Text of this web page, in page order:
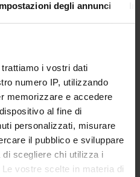
degli annunci
trattiamo i vostri dati
numero IP, utilizzando
memorizzare e accedere
al fine di
personalizzati, misurare
il pubblico e sviluppare
scegliere chi utilizza i
vostre scelte in materia di